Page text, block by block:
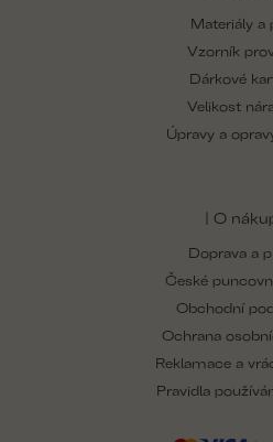
Materiály a
Vzorník
Dárkové
Velikost
Úpravy a
| O
Doprava a
České
Obchodní
Ochrana
Reklamace a
Pravidla